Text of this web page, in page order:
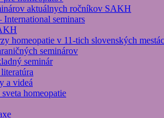
aktuálnych ročníkov SAKH
International seminars
homeopatie v 11-tich slovenských
seminárov
seminár
a videá
sveta homeopatie